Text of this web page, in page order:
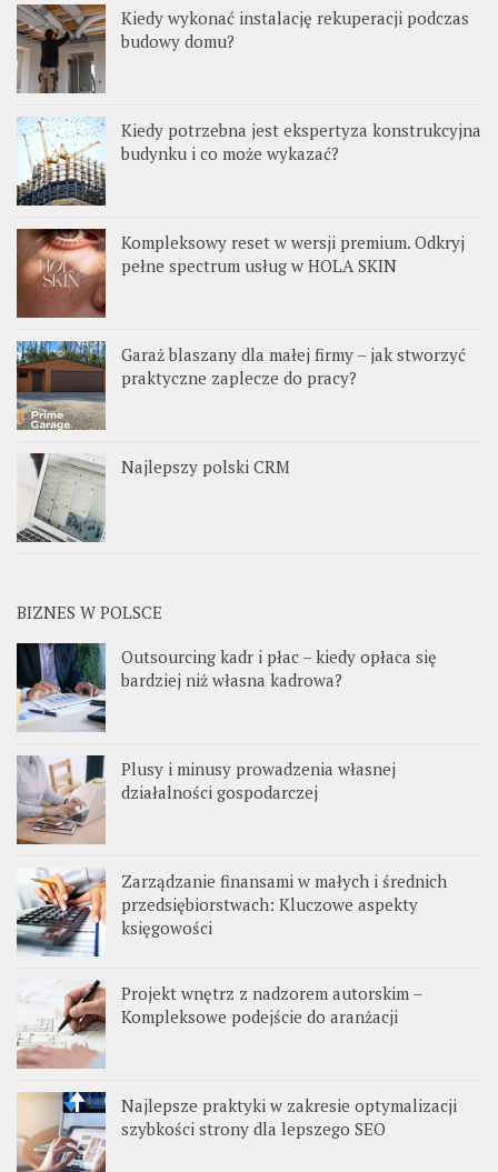
Kiedy wykonać instalację rekuperacji podczas
budowy domu?
Kiedy potrzebna jest ekspertyza konstrukcyjna
budynku i co może wykazać?
Kompleksowy reset w wersji premium. Odkryj
pełne spectrum usług w HOLA SKIN
Garaż blaszany dla małej firmy – jak stworzyć
praktyczne zaplecze do pracy?
Najlepszy polski CRM
BIZNES W POLSCE
Outsourcing kadr i płac – kiedy opłaca się
bardziej niż własna kadrowa?
Plusy i minusy prowadzenia własnej
działalności gospodarczej
Zarządzanie finansami w małych i średnich
przedsiębiorstwach: Kluczowe aspekty
księgowości
Projekt wnętrz z nadzorem autorskim –
Kompleksowe podejście do aranżacji
Najlepsze praktyki w zakresie optymalizacji
szybkości strony dla lepszego SEO